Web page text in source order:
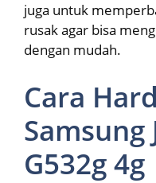
juga untuk
rusak agar bisa
dengan mudah.
Cara
Samsung
G532g 4g